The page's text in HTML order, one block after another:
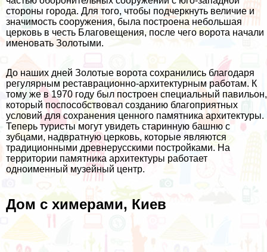
стороны города. Для того, чтобы подчеркнуть величие и
значимость сооружения, была построена небольшая
церковь в честь Благовещения, после чего ворота начали
именовать Золотыми.
До наших дней Золотые ворота сохранились благодаря
регулярным реставрационно-архитектурным работам. К
тому же в 1970 году был построен специальный павильон,
который поспособствовал созданию благоприятных
условий для сохранения ценного памятника архитектуры.
Теперь туристы могут увидеть старинную башню с
зубцами, надвратную церковь, которые являются
традиционными древнерусскими постройками. На
территории памятника архитектуры работает
одноименный музейный центр.
Дом с химерами, Киев